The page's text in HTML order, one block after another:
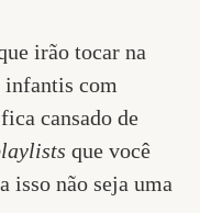
irão tocar na
infantis com
cansado de
que você
isso não seja uma